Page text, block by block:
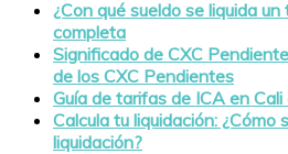
¿Con qué sueldo se liquida
completa
Significado de CXC
de los CXC Pendientes
Guía de tarifas de ICA en
Calcula tu liquidación: ¿Cómo
liquidación?